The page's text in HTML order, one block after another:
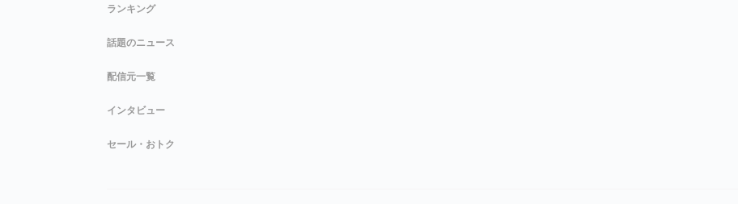
ランキング
話題のニュース
配信元一覧
インタビュー
セール・おトク